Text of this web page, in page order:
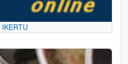
IKERTU